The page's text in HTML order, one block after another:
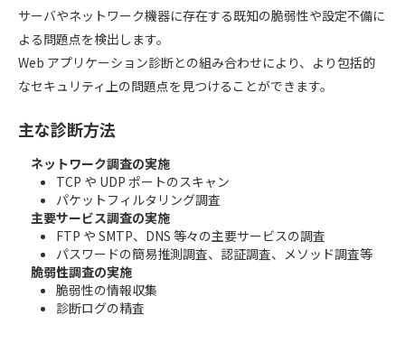
サーバやネットワーク機器に存在する既知の脆弱性や設定不備に
よる問題点を検出します。
Web アプリケーション診断との組み合わせにより、より包括的
なセキュリティ上の問題点を見つけることができます。
主な診断方法
ネットワーク調査の実施
TCP や UDP ポートのスキャン
パケットフィルタリング調査
主要サービス調査の実施
FTP や SMTP、DNS 等々の主要サービスの調査
パスワードの簡易推測調査、認証調査、メソッド調査等
脆弱性調査の実施
脆弱性の情報収集
診断ログの精査